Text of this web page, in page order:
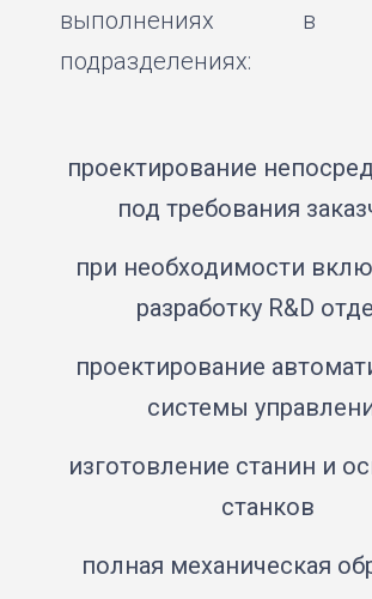
выполнениях в
подразделениях:
проектирование
под требования
при необходимости
разработку R&D
проектирование
системы
изготовление станин и
станков
полная механическая